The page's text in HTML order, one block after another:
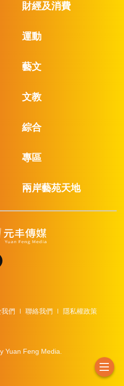
財經及消費
運動
藝文
文教
綜合
專區
兩岸藝苑天地
我們 聯絡我們
隱私權政策
Yuan Feng Media.